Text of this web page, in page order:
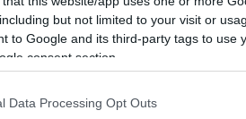
but not limited to your visit or
to Google and its third-party tags to use
consent section.
Data Processing Opt Outs
διάφορα διορθωτικά μέτρα,